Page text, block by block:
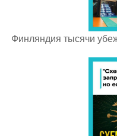
Финляндия тысячи